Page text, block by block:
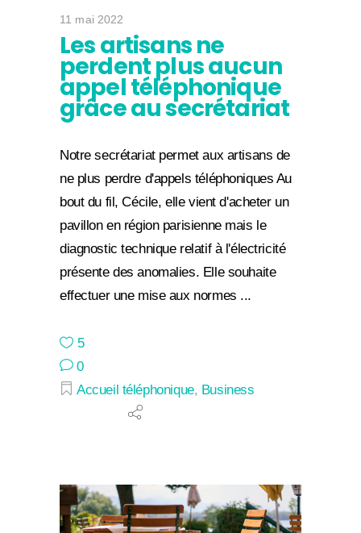
11 mai 2022
Les artisans ne
perdent plus aucun
appel téléphonique
grâce au secrétariat
Notre secrétariat permet aux artisans de
ne plus perdre d'appels téléphoniques Au
bout du fil, Cécile, elle vient d'acheter un
pavillon en région parisienne mais le
diagnostic technique relatif à l'électricité
présente des anomalies. Elle souhaite
effectuer une mise aux normes
5
0
Accueil téléphonique, Business